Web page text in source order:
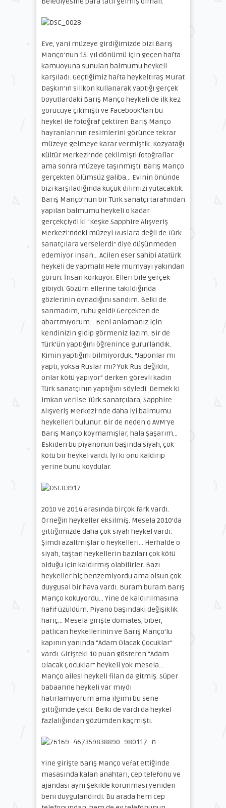
Eve, yani müzeye girdiğimizde bizi Barış
Manço’nun 15. yıl dönümü için geçen hafta
kamuoyuna sunulan balmumu heykeli
karşıladı. Geçtiğimiz hafta heykeltıraş Murat
Daşkın’ın silikon kullanarak yaptığı gerçek
boyutlardaki Barış Manço heykeli de ilk kez
görücüye çıkmıştı ve Facebook’tan bu
heykel ile fotoğraf çektiren Barış Manço
hayranlarının resimlerini görünce tekrar
müzeye gelmeye karar vermiştik. Kozyatağı
Kültür Merkezi’nde çekilmişti fotoğraflar
ama sonra müzeye taşınmıştı. Barış Manço
gerçekten ölümsüz galiba… Evinin önünde
bizi karşıladığında küçük dilimizi yutacaktık.
Barış Manço’nun bir Türk sanatçı tarafından
yapılan balmumu heykeli o kadar
gerçekçiydi ki “Keşke Sapphire Alışveriş
Merkezi’ndeki müzeyi Ruslara değil de Türk
sanatçılara verselerdi” diye düşünmeden
edemiyor insan… Acilen eser sahibi Atatürk
heykeli de yapmalı! Hele mumyayı yakından
görün. İnsan korkuyor. Elleri bile gerçek
gibiydi. Gözüm ellerine takıldığında
gözlerinin oynadığını sandım. Belki de
sanmadım, ruhu geldi! Gerçekten de
abartmıyorum… Beni anlamanız için
kendinizin gidip görmeniz lazım. Bir de
Türk’ün yaptığını öğrenince gururlandık.
Kimin yaptığını bilmiyorduk. “Japonlar mı
yaptı, yoksa Ruslar mı? Yok Rus değildir,
onlar kötü yapıyor” derken görevli kadın
Türk sanatçının yaptığını söyledi. Demek ki
imkan verilse Türk sanatçılara, Sapphire
Alışveriş Merkezi’nde daha iyi balmumu
heykelleri bulunur. Bir de neden o AVM’ye
Barış Manço koymamışlar, hala şaşarım…
Eskiden bu piyanonun başında siyah, çok
kötü bir heykel vardı. İyi ki onu kaldırıp
yerine bunu koydular.
2010 ve 2014 arasında birçok fark vardı.
Örneğin heykeller eksilmiş. Mesela 2010’da
gittiğimizde daha çok siyah heykel vardı.
Şimdi azaltmışlar o heykelleri… Herhalde o
siyah, taştan heykellerin bazıları çok kötü
olduğu için kaldırmış olabilirler. Bazı
heykeller hiç benzemiyordu ama olsun çok
duygusal bir hava vardı. Buram buram Barış
Manço kokuyordu… Yine de kaldırılmasına
hafif üzüldüm. Piyano başındaki değişiklik
hariç… Mesela girişte domates, biber,
patlıcan heykellerinin ve Barış Manço’lu
kapının yanında “Adam Olacak Çocuklar”
vardı. Girişteki 10 puan gösteren “Adam
Olacak Çocuklar” heykeli yok mesela…
Manço ailesi heykeli filan da gitmiş. Süper
babaanne heykeli var mıydı
hatırlamıyorum ama ilgimi bu sene
gittiğimde çekti. Belki de vardı da heykel
fazlalığından gözümden kaçmıştı.
Yine girişte Barış Manço vefat ettiğinde
masasında kalan anahtarı, cep telefonu ve
ajandası aynı şekilde korunması yeniden
beni duygulandırdı. Bu arada hem cep